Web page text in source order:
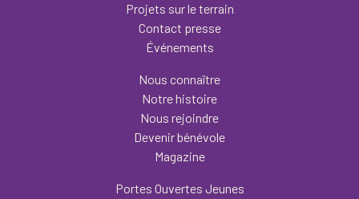
Projets sur le terrain
Contact presse
Événements
Nous connaître
Notre histoire
Nous rejoindre
Devenir bénévole
Magazine
Portes Ouvertes Jeunes